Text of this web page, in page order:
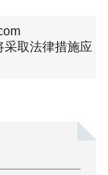
采取法律措施应